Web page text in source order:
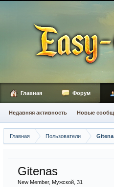
Главная Пользователи
Gitenas
New Member, Мужской, 31
Главная Форум
Недавняя активность Новые